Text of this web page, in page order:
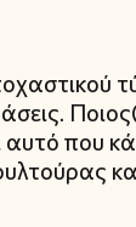
αυτό που